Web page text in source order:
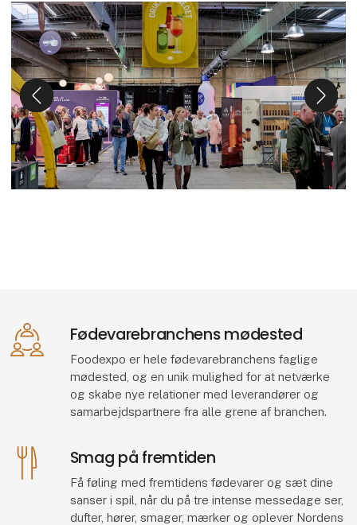
Fødevarebranchens mødested
Foodexpo er hele fødevarebranchens faglige
mødested, og en unik mulighed for at netværke
og skabe nye relationer med leverandører og
samarbejdspartnere fra alle grene af branchen.
Smag på fremtiden
Få føling med fremtidens fødevarer og sæt dine
sanser i spil, når du på tre intense messedage ser,
dufter, hører, smager, mærker og oplever Nordens